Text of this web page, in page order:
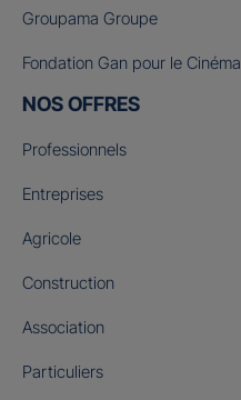
Groupama Groupe
Fondation Gan pour le Cinéma
NOS OFFRES
Professionnels
Entreprises
Agricole
Construction
Association
Particuliers